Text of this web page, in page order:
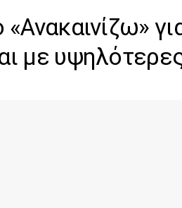
«Ανακαινίζω»
με